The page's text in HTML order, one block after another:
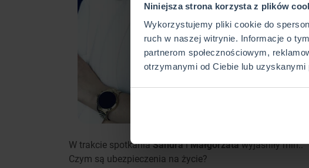
Niniejsza strona korzysta z plików
Wykorzystujemy pliki cookie do
ruch w naszej witrynie. Informacje o
partnerom społecznościowym,
otrzymanymi od Ciebie lub
W trakcie spotkaniaSandraiMałgorzatawyjaśniły min.:
Czym są ubezpieczenia na życie?